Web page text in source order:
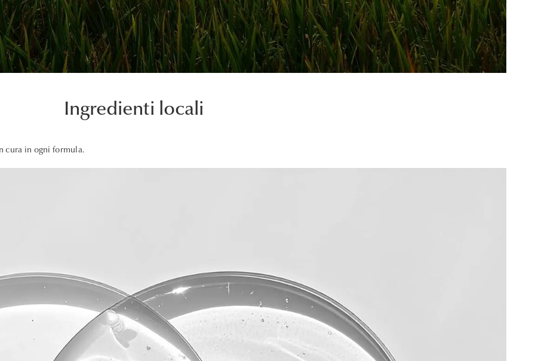
Ingredienti locali
cura in ogni formula.